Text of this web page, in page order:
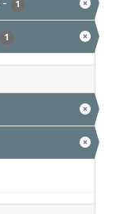
- 1
1